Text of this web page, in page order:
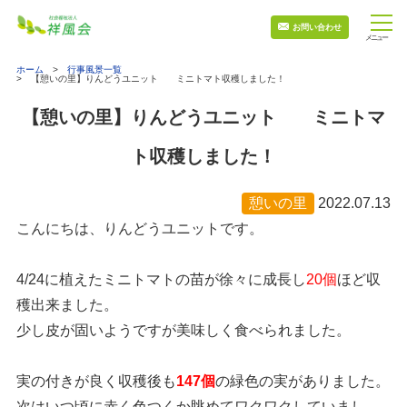
お問い合わせ
ホーム
行事風景一覧
【憩いの里】りんどうユニット ミニトマト収穫しました！
【憩いの里】りんどうユニット ミニトマ
ト収穫しました！
憩いの里
2022.07.13
こんにちは、りんどうユニットです。
4/24に植えたミニトマトの苗が徐々に成長し20個ほど収
穫出来ました。
少し皮が固いようですが美味しく食べられました。
実の付きが良く収穫後も147個の緑色の実がありました。